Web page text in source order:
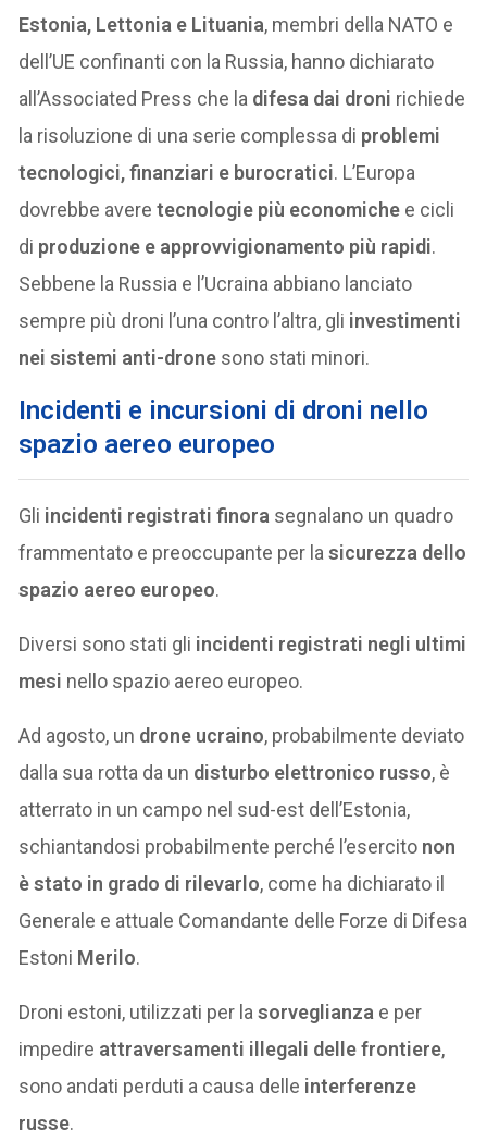
Estonia, Lettonia e Lituania, membri della NATO e
dell’UE confinanti con la Russia, hanno dichiarato
all’Associated Press che la difesa dai droni richiede
la risoluzione di una serie complessa di problemi
tecnologici, finanziari e burocratici. L’Europa
dovrebbe averetecnologie più economiche e cicli
di produzione e approvvigionamento più rapidi.
Sebbene la Russia e l’Ucraina abbiano lanciato
sempre più droni l’una contro l’altra, gli investimenti
nei sistemi anti-drone sono stati minori.
Incidenti e incursioni di droni nello
spazio aereo europeo
Gli incidenti registrati finora segnalano un quadro
frammentato e preoccupante per lasicurezza dello
spazio aereo europeo.
Diversi sono stati gli incidenti registrati negli ultimi
mesi nello spazio aereo europeo.
Ad agosto, un drone ucraino, probabilmente deviato
dalla sua rotta da un disturbo elettronico russo, è
atterrato in un campo nel sud-est dell’Estonia,
schiantandosi probabilmente perché l’esercito non
è stato in grado di rilevarlo, come ha dichiarato il
Generale e attuale Comandante delle Forze di Difesa
Estoni Merilo.
Droni estoni, utilizzati per lasorveglianza e per
impedire attraversamenti illegali delle frontiere,
sono andati perduti a causa delle interferenze
russe.